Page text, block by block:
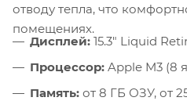
отводу тепла, что
помещениях.
Дисплей: 15.3" Liquid
Процессор: Apple M3 (8
Память: от 8 ГБ ОЗУ, от